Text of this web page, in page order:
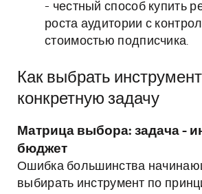
- честный способ купить
роста аудитории с
стоимостью подписчика.
Как выбрать
конкретную задачу
Матрица выбора: задача -
бюджет
Ошибка большинства
выбирать инструмент по